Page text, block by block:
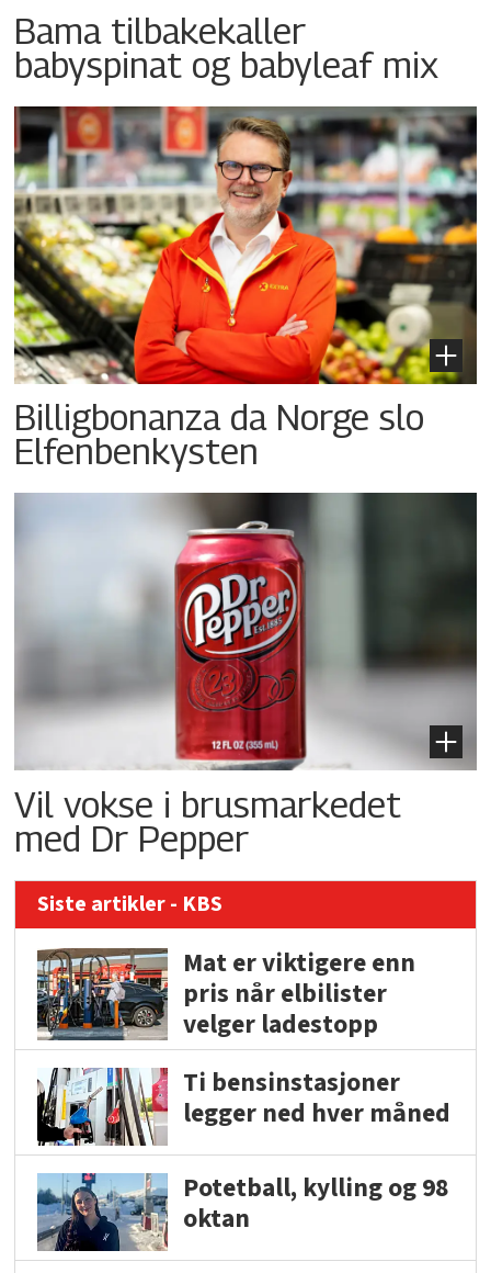
Bama tilbakekaller
babyspinat og babyleaf mix
Billigbonanza da Norge slo
Elfenbenkysten
Vil vokse i brusmarkedet
med Dr Pepper
Siste artikler - KBS
Mat er viktigere enn
pris når elbilister
velger ladestopp
Ti bensinstasjoner
legger ned hver måned
Potetball, kylling og 98
oktan